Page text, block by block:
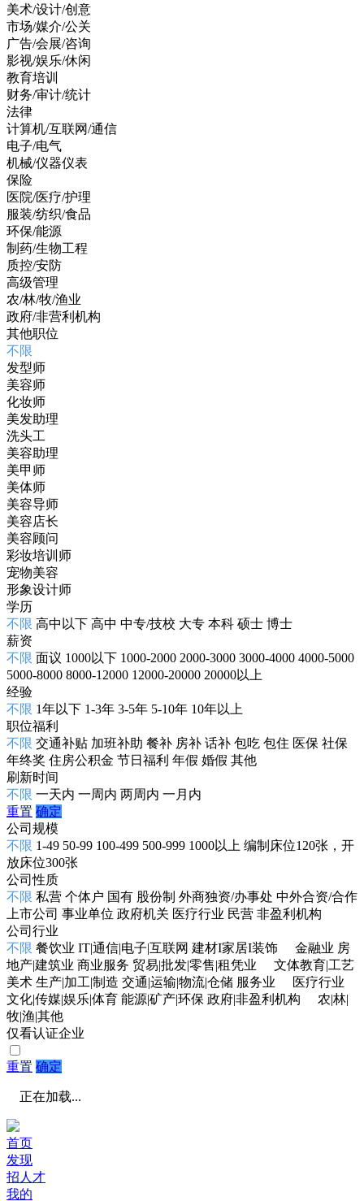
美术/设计/创意
市场/媒介/公关
广告/会展/咨询
影视/娱乐/休闲
教育培训
财务/审计/统计
法律
计算机/互联网/通信
电子/电气
机械/仪器仪表
保险
医院/医疗/护理
服装/纺织/食品
环保/能源
制药/生物工程
质控/安防
高级管理
农/林/牧/渔业
政府/非营利机构
其他职位
不限
发型师
美容师
化妆师
美发助理
洗头工
美容助理
美甲师
美体师
美容导师
美容店长
美容顾问
彩妆培训师
宠物美容
形象设计师
学历
不限 高中以下 高中 中专/技校 大专 本科 硕士 博士
薪资
不限 面议 1000以下 1000-2000 2000-3000 3000-4000 4000-5000
5000-8000 8000-12000 12000-20000 20000以上
经验
不限 1年以下 1-3年 3-5年 5-10年 10年以上
职位福利
不限 交通补贴 加班补助 餐补 房补 话补 包吃 包住 医保 社保
年终奖 住房公积金 节日福利 年假 婚假 其他
刷新时间
不限 一天内 一周内 两周内 一月内
重置 确定
公司规模
不限 1-49 50-99 100-499 500-999 1000以上 编制床位120张，开
放床位300张
公司性质
不限 私营 个体户 国有 股份制 外商独资/办事处 中外合资/合作
上市公司 事业单位 政府机关 医疗行业 民营 非盈利机构
公司行业
不限 餐饮业 IT|通信|电子|互联网 建材I家居I装饰 金融业 房
地产|建筑业 商业服务 贸易|批发|零售|租凭业
文体教育|工艺
美术 生产|加工|制造 交通|运输|物流|仓储 服务业
医疗行业
文化|传媒|娱乐|体育 能源|矿产|环保 政府|非盈利机构
农|林|
牧|渔|其他
仅看认证企业
重置 确定
正在加载...
首页
发现
招人才
我的